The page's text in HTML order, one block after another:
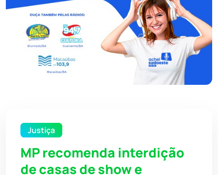
Justiça
MP recomenda interdição
de casas de show e